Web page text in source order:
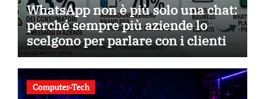
WhatsApp non è più solo una chat:
perché sempre più aziende lo
scelgono per parlare con i clienti
Computer-Tech